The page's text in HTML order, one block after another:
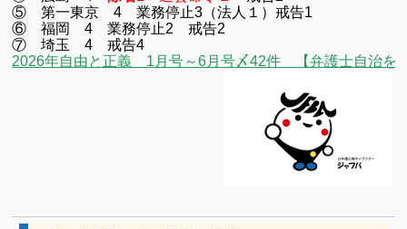
⑤ 第一東京 4 業務停止3（法人１）戒告1
⑥ 福岡 4 業務停止2 戒告2
⑦ 埼玉 4 戒告4
2026年自由と正義 1月号～6月号〆42件 【弁護士自治を